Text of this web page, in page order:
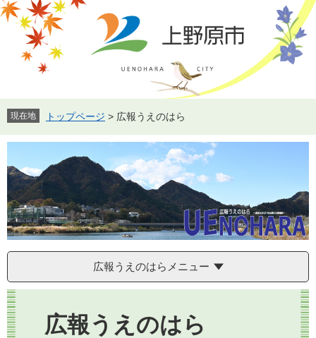
ペ
ー
す。
メ
ニ
し
て
本
へ
現在地 トップページ > 広報うえのはら
広報うえのはらメニュー
本
文
広報うえのはら